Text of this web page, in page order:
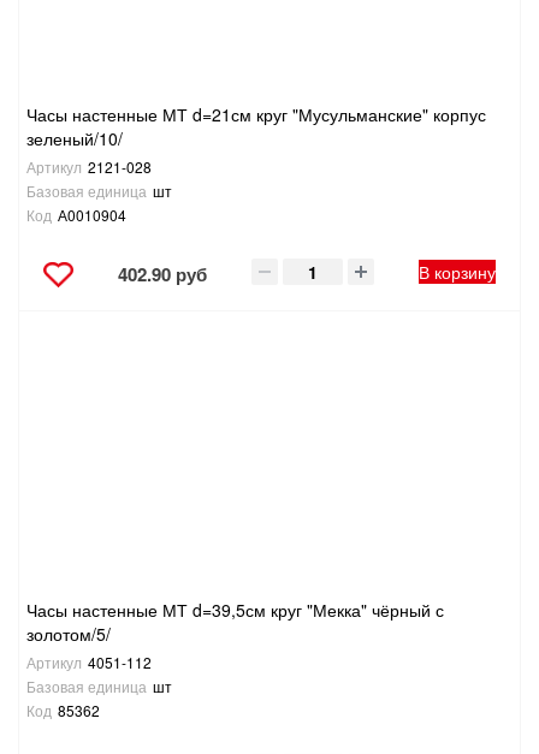
Часы настенные МТ d=21см круг "Мусульманские" корпус
зеленый/10/
Артикул 2121-028
Базовая единица шт
Код А0010904
402.90 руб В корзину
Часы настенные МТ d=39,5см круг "Мекка" чёрный с
золотом/5/
Артикул 4051-112
Базовая единица шт
Код 85362